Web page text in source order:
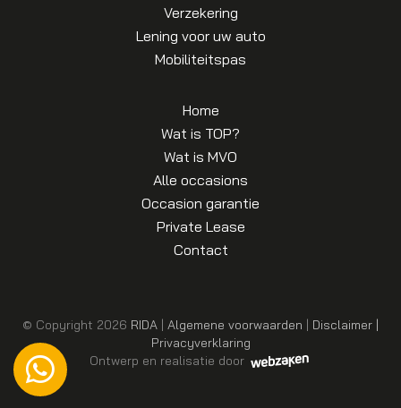
Verzekering
Lening voor uw auto
Mobiliteitspas
Home
Wat is TOP?
Wat is MVO
Alle occasions
Occasion garantie
Private Lease
Contact
© Copyright 2026 RIDA | Algemene voorwaarden | Disclaimer |
Privacyverklaring
Ontwerp en realisatie door